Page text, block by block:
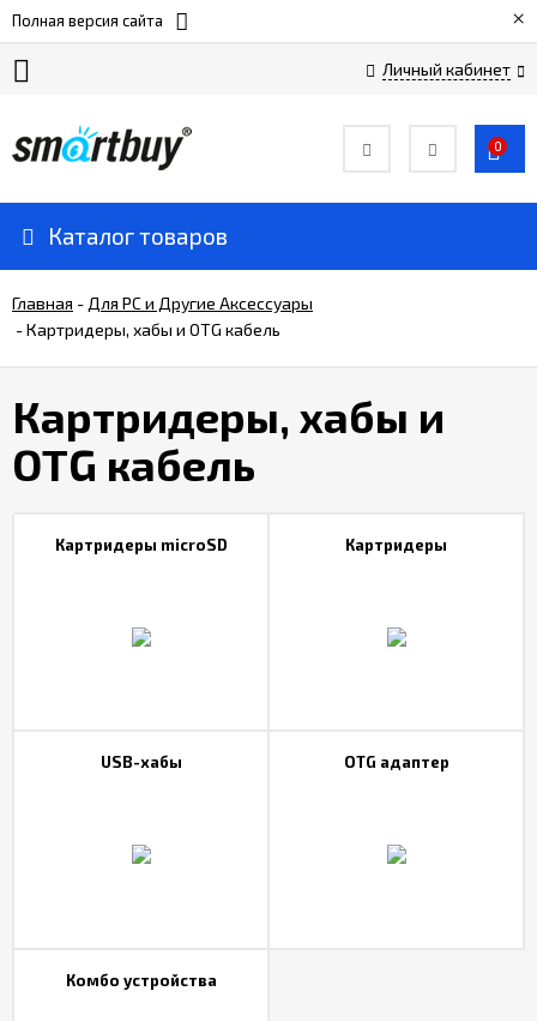
Полная версия сайта ×
Личный кабинет
компании
Доставка
и
0
Каталог товаров
Главная - Для РС и Другие Аксессуары
-Картридеры, хабы и OTG кабель
Картридеры, хабы и
OTG кабель
Картридеры microSD Картридеры
USB-хабы OTG адаптер
Комбо устройства